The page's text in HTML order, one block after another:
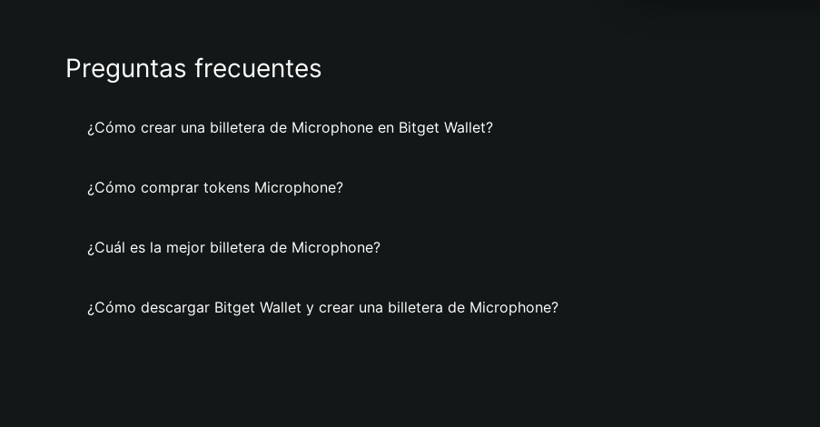
Preguntas frecuentes
¿Cómo crear una billetera de Microphone en Bitget Wallet?
¿Cómo comprar tokens Microphone?
¿Cuál es la mejor billetera de Microphone?
¿Cómo descargar Bitget Wallet y crear una billetera de Microphone?